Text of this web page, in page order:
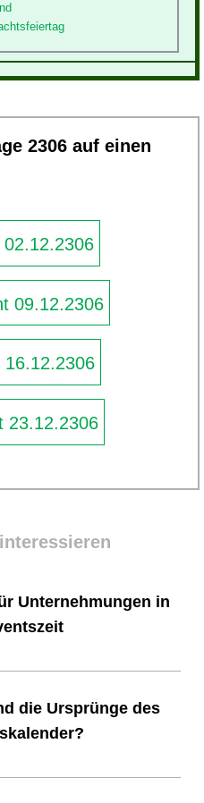
2306 auf einen
09.12.2306
16.12.2306
23.12.2306
Unternehmungen in
die Ursprünge des